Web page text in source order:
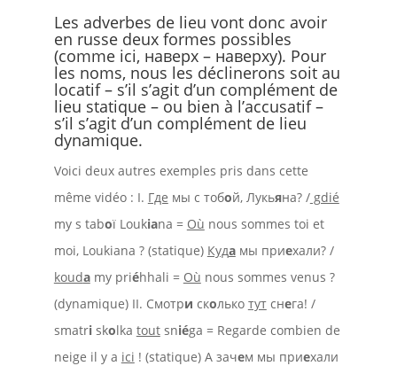
Les adverbes de lieu vont donc avoir
en russe deux formes possibles
(comme ici, наверх – наверху). Pour
les noms, nous les déclinerons soit au
locatif – s’il s’agit d’un complément de
lieu statique – ou bien à l’accusatif –
s’il s’agit d’un complément de lieu
dynamique.
Voici deux autres exemples pris dans cette
même vidéo : I. Где мы с тобой, Лукьяна? /gdié
my s taboï Loukiana = Où nous sommes toi et
moi, Loukiana ? (statique) Кудамы приехали? /
koudamy priéhhali = Où nous sommes venus ?
(dynamique) II. Смотри сколько тутснега! /
smatriskolka toutsniéga = Regarde combien de
neige il y a ici ! (statique) А зачем мы приехали